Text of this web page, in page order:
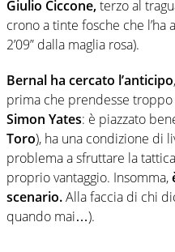
Giulio Ciccone,terzo al
crono a tinte fosche che l’ha
2’09” dalla maglia rosa).
Bernal ha cercato l’anticipo
prima che prendesse
Simon Yates: è piazzato
Toro), ha una condizione di
problema a sfruttare la
proprio vantaggio. Insomma,
scenario.Alla faccia di chi
quando mai…).